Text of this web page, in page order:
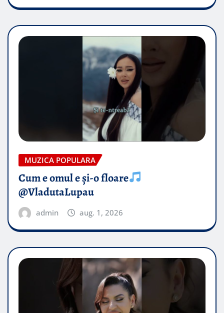
MUZICA POPULARA
Cum e omul e și-o floare
@VladutaLupau
admin aug. 1, 2026